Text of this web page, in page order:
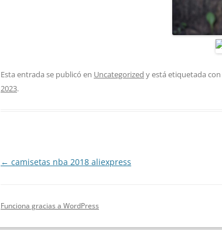
Esta entrada se publicó en Uncategorized y está etiquetada con
2023.
Navegación
← camisetas nba 2018 aliexpress
Funciona gracias a WordPress